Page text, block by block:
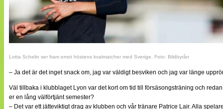
Lotta Schelin ser fram emot höstens kvalmatcher med Sverige. Foto: Bildbyrån
– Ja det är det inget snack om, jag var väldigt besviken och jag var länge
Väl tillbaka i klubblaget Lyon var det kort om tid till försäsongsträning och
er en lång välförtjänt semester?
– Det var ett jätteviktigt drag av klubben och vår tränare Patrice Lair. Alla